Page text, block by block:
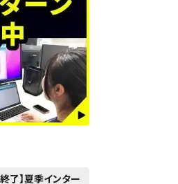
終了】夏季インター